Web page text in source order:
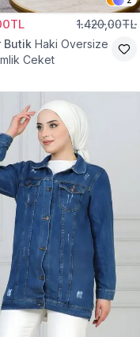
1.420,00TL
Butik Haki Oversize
Ceket